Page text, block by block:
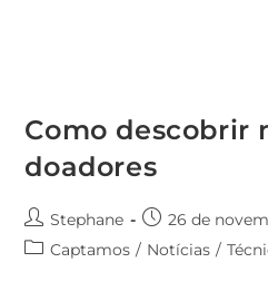
Como descobrir
doadores
Stephane
26 de
Captamos / Notícias /